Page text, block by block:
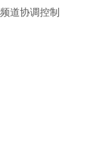
道协调控制